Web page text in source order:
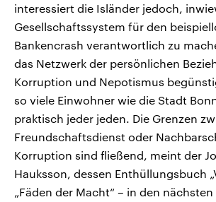
interessiert die Isländer jedoch,
Gesellschaftssystem für den
Bankencrash verantwortlich zu
das Netzwerk der persönlichen
Korruption und Nepotismus
so viele Einwohner wie die Stadt
praktisch jeder jeden. Die Grenzen
Freundschaftsdienst oder
Korruption sind fließend, meint der
Hauksson, dessen Enthüllungsbuch
„Fäden der Macht“ – in den